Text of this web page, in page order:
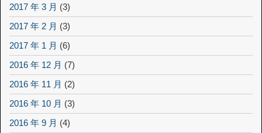
2017 年 3 月 (3)
2017 年 2 月 (3)
2017 年 1 月 (6)
2016 年 12 月 (7)
2016 年 11 月 (2)
2016 年 10 月 (3)
2016 年 9 月 (4)